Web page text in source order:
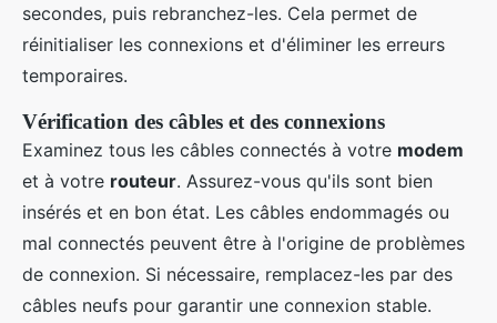
secondes, puis rebranchez-les. Cela permet de
réinitialiser les connexions et d'éliminer les erreurs
temporaires.
Vérification des câbles et des connexions
Examinez tous les câbles connectés à votre modem
et à votre routeur. Assurez-vous qu'ils sont bien
insérés et en bon état. Les câbles endommagés ou
mal connectés peuvent être à l'origine de problèmes
de connexion. Si nécessaire, remplacez-les par des
câbles neufs pour garantir une connexion stable.